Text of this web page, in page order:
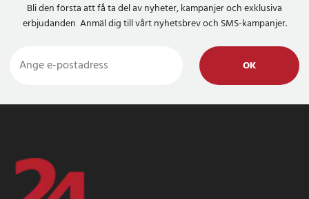
Bli den första att få ta del av nyheter, kampanjer och exklusiva
erbjudanden Anmäl dig till vårt nyhetsbrev och SMS-kampanjer.
OK